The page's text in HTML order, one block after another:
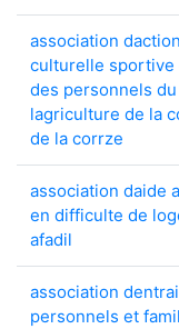
association
culturelle sportive
des personnels
lagriculture de la
de la corrze
association daide
en difficulte de
afadil
association
personnels et